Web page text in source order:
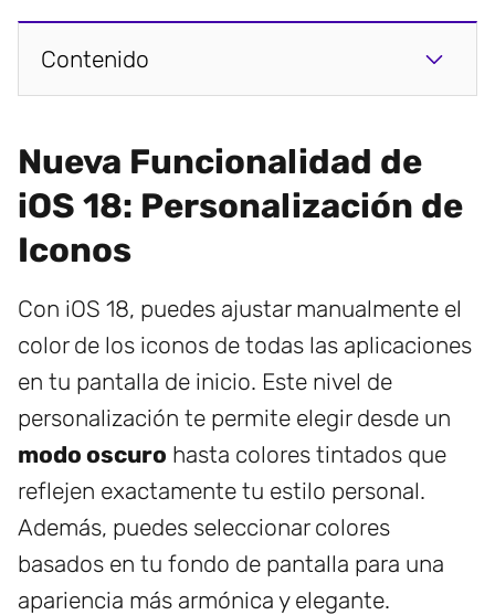
Contenido
Nueva Funcionalidad de
iOS 18: Personalización de
Iconos
Con iOS 18, puedes ajustar manualmente el
color de los iconos de todas las aplicaciones
en tu pantalla de inicio. Este nivel de
personalización te permite elegir desde un
modo oscuro hasta colores tintados que
reflejen exactamente tu estilo personal.
Además, puedes seleccionar colores
basados en tu fondo de pantalla para una
apariencia más armónica y elegante.